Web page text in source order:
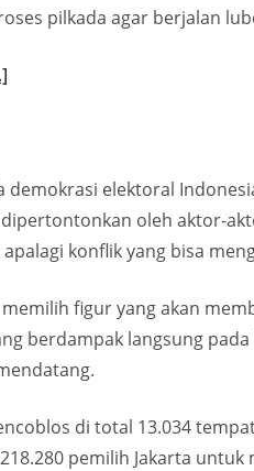
pilkada agar berjalan
demokrasi elektoral
oleh aktor-
konflik yang bisa
figur yang akan
berdampak langsung
di total 13.034
pemilih Jakarta untuk